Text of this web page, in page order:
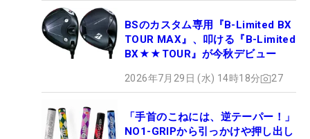
BSのカスタム専用『B-Limited BX
TOUR MAX』、叩ける『B-Limited
BX★★TOUR』が今秋デビュー
2026年7月29日 (水) 14時18分 27
「手首のこねには、逆テーパー！」
NO1-GRIPから引っかけや押し出し